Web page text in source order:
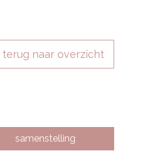
terug naar overzicht
samenstelling